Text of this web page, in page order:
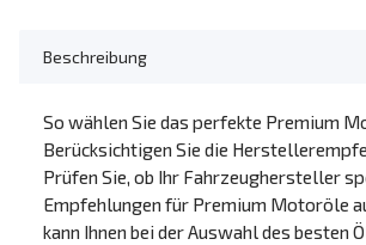
Beschreibung
So wählen Sie das perfekte Premium
Berücksichtigen Sie die
Prüfen Sie, ob Ihr Fahrzeughersteller
Empfehlungen für Premium Motoröle
kann Ihnen bei der Auswahl des besten